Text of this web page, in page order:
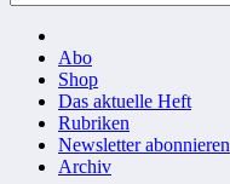
Abo
Shop
Das aktuelle Heft
Rubriken
Newsletter abonnieren
Archiv